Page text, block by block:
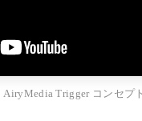
AiryMedia Trigger コンセプ